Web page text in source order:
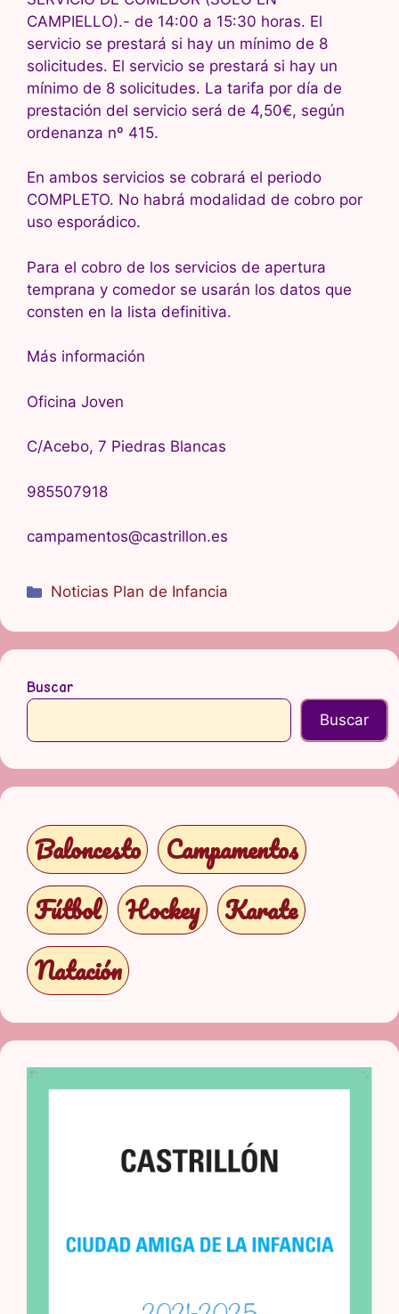
CAMPIELLO).- de 14:00 a 15:30 horas. El
servicio se prestará si hay un mínimo de 8
solicitudes. El servicio se prestará si hay un
mínimo de 8 solicitudes. La tarifa por día de
prestación del servicio será de 4,50€, según
ordenanza nº 415.
En ambos servicios se cobrará el periodo
COMPLETO. No habrá modalidad de cobro por
uso esporádico.
Para el cobro de los servicios de apertura
temprana y comedor se usarán los datos que
consten en la lista definitiva.
Más información
Oficina Joven
C/Acebo, 7 Piedras Blancas
985507918
campamentos@castrillon.es
Categorías
Noticias Plan de Infancia
Buscar
Buscar
Baloncesto
Campamentos
Fútbol
Hockey
Karate
Natación